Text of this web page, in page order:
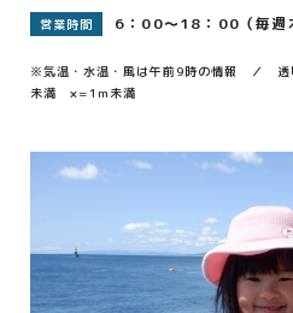
営業時間 6：00～18：00（毎週
※気温・水温・風は午前9時の情報 ／
未満 ×=1m未満